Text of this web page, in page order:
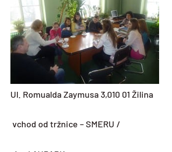
Ul. Romualda Zaymusa 3,010 01 Žilina
vchod od tržnice – SMERU /